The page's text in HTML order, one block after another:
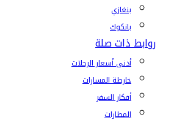
بنغازي
بانكوك
روابط ذات صلة
أدنى أسعار الرحلات
خارطة المسارات
أفكار السفر
المطارات